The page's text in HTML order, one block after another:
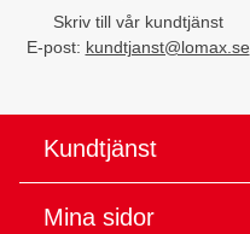
Skriv till vår kundtjänst
E-post: kundtjanst@lomax.se
Kundtjänst
Mina sidor